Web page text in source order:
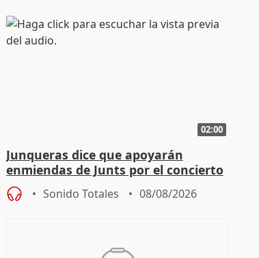
02:00
Junqueras dice que apoyarán
enmiendas de Junts por el concierto
en el trámite de financiación
Sonido Totales 08/08/2026